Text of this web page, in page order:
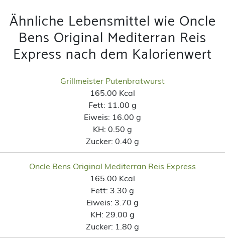
Ähnliche Lebensmittel wie Oncle
Bens Original Mediterran Reis
Express nach dem Kalorienwert
Grillmeister Putenbratwurst
165.00 Kcal
Fett: 11.00 g
Eiweis: 16.00 g
KH: 0.50 g
Zucker: 0.40 g
Oncle Bens Original Mediterran Reis Express
165.00 Kcal
Fett: 3.30 g
Eiweis: 3.70 g
KH: 29.00 g
Zucker: 1.80 g